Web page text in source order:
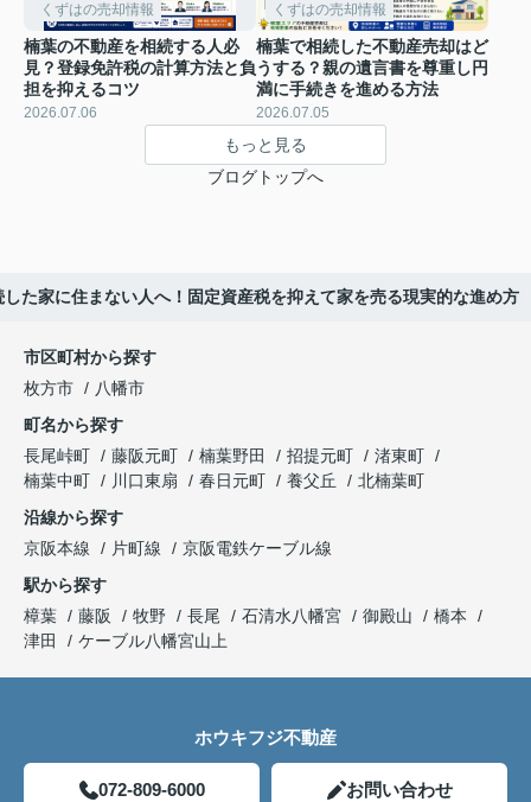
くずはの売却情報
楠葉の不動産を相続する人必
見？登録免許税の計算方法と負
担を抑えるコツ
2026.07.06
くずはの売却情報
楠葉で相続した不動産売却はど
うする？親の遺言書を尊重し円
満に手続きを進める方法
2026.07.05
もっと見る
ブログトップへ
した家に住まない人へ！固定資産税を抑えて家を売る現実的な進め方
市区町村から探す
枚方市
八幡市
町名から探す
長尾峠町
藤阪元町 楠葉野田 招提元町
渚東町
楠葉中町
川口東扇 春日元町 養父丘
北楠葉町
沿線から探す
京阪本線
片町線
京阪電鉄ケーブル線
駅から探す
樟葉
藤阪 牧野 長尾 石清水八幡宮 御殿山
橋本
津田
ケーブル八幡宮山上
ホウキフジ不動産
072-809-6000 お問い合わせ